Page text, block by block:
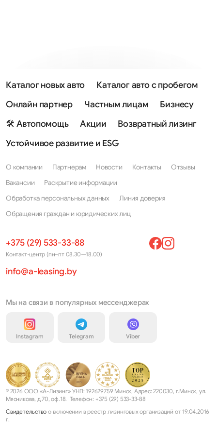
Каталог новых авто
Каталог авто с пробегом
Онлайн партнер
Частным лицам
Бизнесу
🛠 Автопомощь
Акции
Возвратный лизинг
Устойчивое развитие и ESG
О компании Партнерам Новости Контакты
Отзывы
Вакансии
Раскрытие информации
Обработка персональных данных
Линия доверия
Обращения граждан и юридических лиц
+375 (29) 533-33-88
Контакт-центр (пн–пт 08.30—18.00)
info@a-leasing.by
Мы на связи в популярных мессенджерах
Instagram Telegram Viber
© 2026 ООО «А-Лизинг» УНП: 192629759 Минск, Адрес: 220030, г.Минск, ул.
Мясникова, д.70, оф.18. Телефон: +375 (29) 533-33-88
Свидетельство о включении в реестр лизинговых организаций от 19.04.2016
г.